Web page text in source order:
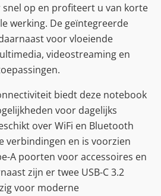
op en profiteert u van korte
werking. De geïntegreerde
voor vloeiende
videostreaming en
biedt deze notebook
voor dagelijks
over WiFi en Bluetooth
verbindingen en is voorzien
A poorten voor accessoires en
zijn er twee USB-C 3.2
voor moderne